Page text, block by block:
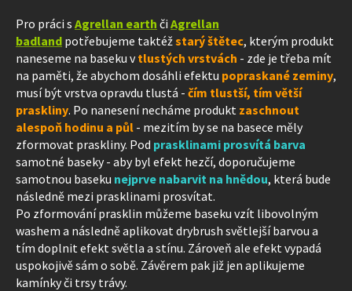
Pro práci s Agrellan earth či Agrellan
badland potřebujeme taktéžstarý štětec, kterým produkt
naneseme na baseku vtlustých vrstvách - zde je třeba mít
na paměti, že abychom dosáhli efektu popraskané zeminy,
musí být vrstva opravdu tlustá - čím tlustší, tím větší
praskliny. Po nanesení necháme produkt zaschnout
alespoň hodinu a půl - mezitím by se na basece měly
zformovat praskliny. Pod prasklinami prosvítá barva
samotné baseky - aby byl efekt hezčí, doporučujeme
samotnou baseku nejprve nabarvit na hnědou, která bude
následně mezi prasklinami prosvítat.
Po zformování prasklin můžeme baseku vzít libovolným
washem a následně aplikovat drybrush světlejší barvou a
tím doplnit efekt světla a stínu. Zároveň ale efekt vypadá
uspokojivě sám o sobě. Závěrem pak již jen aplikujeme
kamínky či trsy trávy.